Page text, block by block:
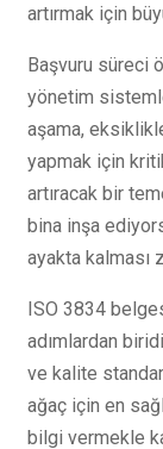
artırmak için
Başvuru süreci
yönetim
aşama,
yapmak için
artıracak bir
bina inşa
ayakta kalması
ISO 3834
adımlardan
ve kalite
ağaç için en
bilgi vermekle